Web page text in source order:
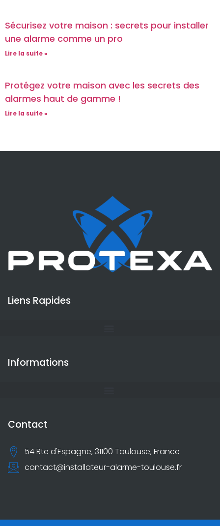
Sécurisez votre maison : secrets pour installer
une alarme comme un pro
Lire la suite »
Protégez votre maison avec les secrets des
alarmes haut de gamme !
Lire la suite »
Liens Rapides
Informations
Contact
54 Rte d'Espagne, 31100 Toulouse, France
contact@installateur-alarme-toulouse.fr